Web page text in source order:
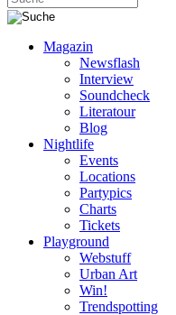
Magazin
Newsflash
Interview
Soundcheck
Literatour
Blog
Nightlife
Events
Locations
Partypics
Charts
Tickets
Playground
Webstuff
Urban Art
Win!
Trendspotting